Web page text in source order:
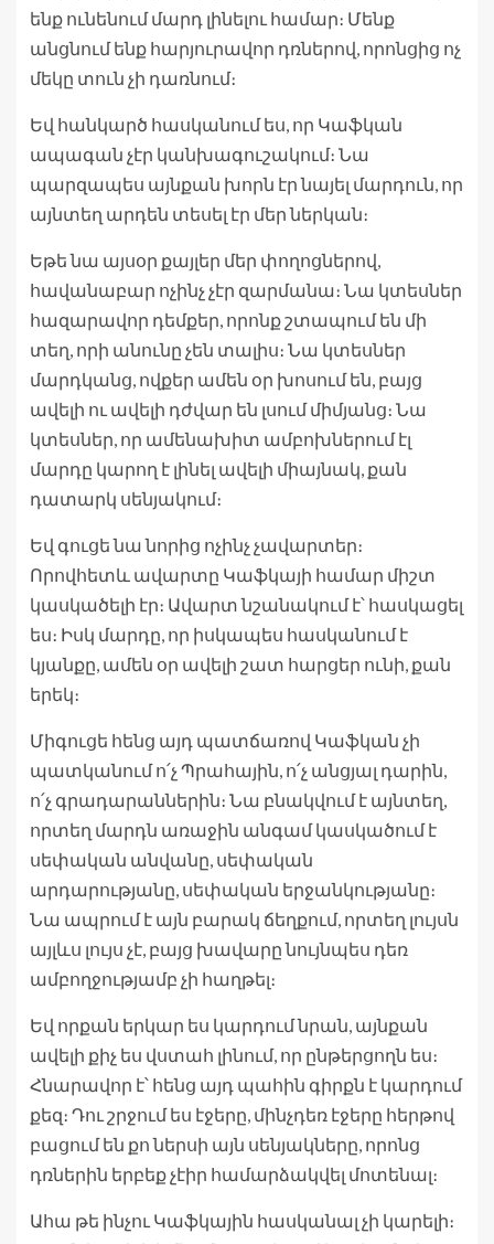
ենք ունենում մարդ լինելու համար։ Մենք
անցնում ենք հարյուրավոր դռներով, որոնցից ոչ
մեկը տուն չի դառնում։
Եվ հանկարծ հասկանում ես, որ Կաֆկան
ապագան չէր կանխագուշակում։ Նա
պարզապես այնքան խորն էր նայել մարդուն, որ
այնտեղ արդեն տեսել էր մեր ներկան։
Եթե նա այսօր քայլեր մեր փողոցներով,
հավանաբար ոչինչ չէր զարմանա։ Նա կտեսներ
հազարավոր դեմքեր, որոնք շտապում են մի
տեղ, որի անունը չեն տալիս։ Նա կտեսներ
մարդկանց, ովքեր ամեն օր խոսում են, բայց
ավելի ու ավելի դժվար են լսում միմյանց։ Նա
կտեսներ, որ ամենախիտ ամբոխներում էլ
մարդը կարող է լինել ավելի միայնակ, քան
դատարկ սենյակում։
Եվ գուցե նա նորից ոչինչ չավարտեր։
Որովհետև ավարտը Կաֆկայի համար միշտ
կասկածելի էր։ Ավարտ նշանակում է՝ հասկացել
ես։ Իսկ մարդը, որ իսկապես հասկանում է
կյանքը, ամեն օր ավելի շատ հարցեր ունի, քան
երեկ։
Միգուցե հենց այդ պատճառով Կաֆկան չի
պատկանում ո՛չ Պրահային, ո՛չ անցյալ դարին,
ո՛չ գրադարաններին։ Նա բնակվում է այնտեղ,
որտեղ մարդն առաջին անգամ կասկածում է
սեփական անվանը, սեփական
արդարությանը, սեփական երջանկությանը։
Նա ապրում է այն բարակ ճեղքում, որտեղ լույսն
այլևս լույս չէ, բայց խավարը նույնպես դեռ
ամբողջությամբ չի հաղթել։
Եվ որքան երկար ես կարդում նրան, այնքան
ավելի քիչ ես վստահ լինում, որ ընթերցողն ես։
Հնարավոր է՝ հենց այդ պահին գիրքն է կարդում
քեզ։ Դու շրջում ես էջերը, մինչդեռ էջերը հերթով
բացում են քո ներսի այն սենյակները, որոնց
դռներին երբեք չէիր համարձակվել մոտենալ։
Ահա թե ինչու Կաֆկային հասկանալ չի կարելի։